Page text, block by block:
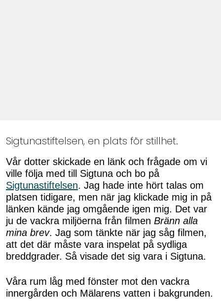
Sigtunastiftelsen, en plats för stillhet.
Vår dotter skickade en länk och frågade om vi
ville följa med till Sigtuna och bo på
Sigtunastiftelsen. Jag hade inte hört talas om
platsen tidigare, men när jag klickade mig in på
länken kände jag omgående igen mig. Det var
ju de vackra miljöerna från filmen Bränn alla
mina brev. Jag som tänkte när jag såg filmen,
att det där måste vara inspelat på sydliga
breddgrader. Så visade det sig vara i Sigtuna.
Våra rum låg med fönster mot den vackra
innergården och Mälarens vatten i bakgrunden.